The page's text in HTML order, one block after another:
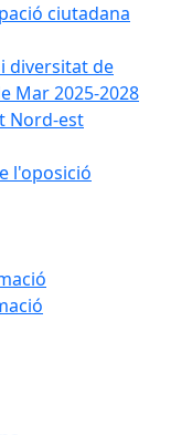
ciutadana
diversitat de
Mar 2025-2028
Nord-est
l'oposició